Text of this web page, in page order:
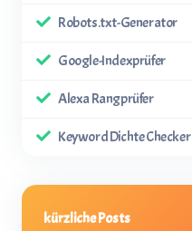
Robots.txt-Generator
Google-Indexprüfer
Alexa Rangprüfer
Keyword Dichte Checker
kürzliche Posts